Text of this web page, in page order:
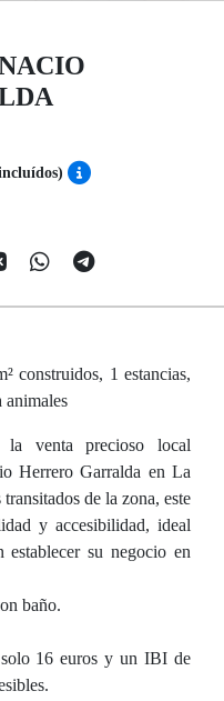
construidos, 1 estancias,
animales
venta precioso local
Herrero Garralda en La
de la zona, este
y accesibilidad, ideal
establecer su negocio en
baño.
16 euros y un IBI de